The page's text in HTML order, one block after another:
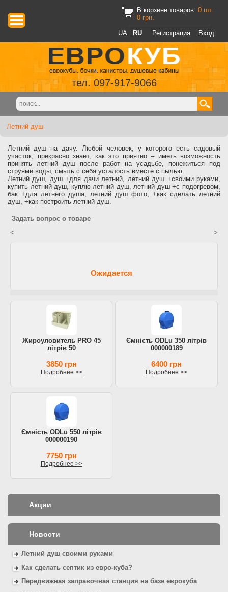
В корзине товаров: 0 шт.
0 грн.
UA
RU Регистрация Вход
тел. 097-917-9066
Летний душ
Летний душ на дачу. Любой человек, у которого есть садовый
участок, прекрасно знает, как это приятно – иметь возможность
принять летний душ после работ на усадьбе, понежиться под
струями воды, смыть с себя усталость вместе с пылью.
Летний душ, душ +для дачи летний, летний душ +своими руками,
купить летний душ, куплю летний душ, летний душ +с подогревом,
бак +для летнего душа, летний душ фото, +как сделать летний
душ, +как построить летний душ.
Задать вопрос о товаре
<
>
Ожидается
Жироуловитель PRO 45
літрів 50
3850 грн
Подробнее >>
Ємність ODLu 350 літрів
000000189
6400 грн
Подробнее >>
Ємність ODLu 550 літрів
000000190
7750 грн
Подробнее >>
Акции
Новости
Летний душ своими руками
Как сделать септик из евро-куба?
Передвижная заправочная станция на базе еврокуба